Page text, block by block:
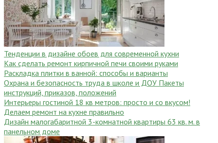
Тенденции в дизайне обоев для современной кухни
Как сделать ремонт кирпичной печи своими руками
Раскладка плитки в ванной: способы и варианты
Охрана и безопасность труда в школе и ДОУ Пакеты
инструкций, приказов, положений
Интерьеры гостиной 18 кв метров: просто и со вкусом!
Делаем ремонт на кухне правильно
Дизайн малогабаритной 3-комнатной квартиры 63 кв. м. в
панельном доме